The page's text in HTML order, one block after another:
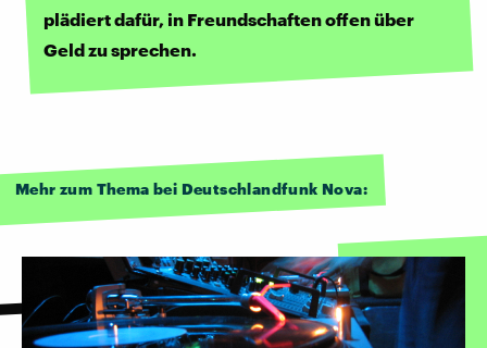
plädiert dafür, in Freundschaften offen über
Geld zu sprechen.
Mehr zum Thema bei Deutschlandfunk Nova: